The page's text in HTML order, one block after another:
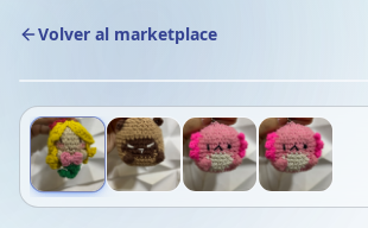
Volver al marketplace
1/4